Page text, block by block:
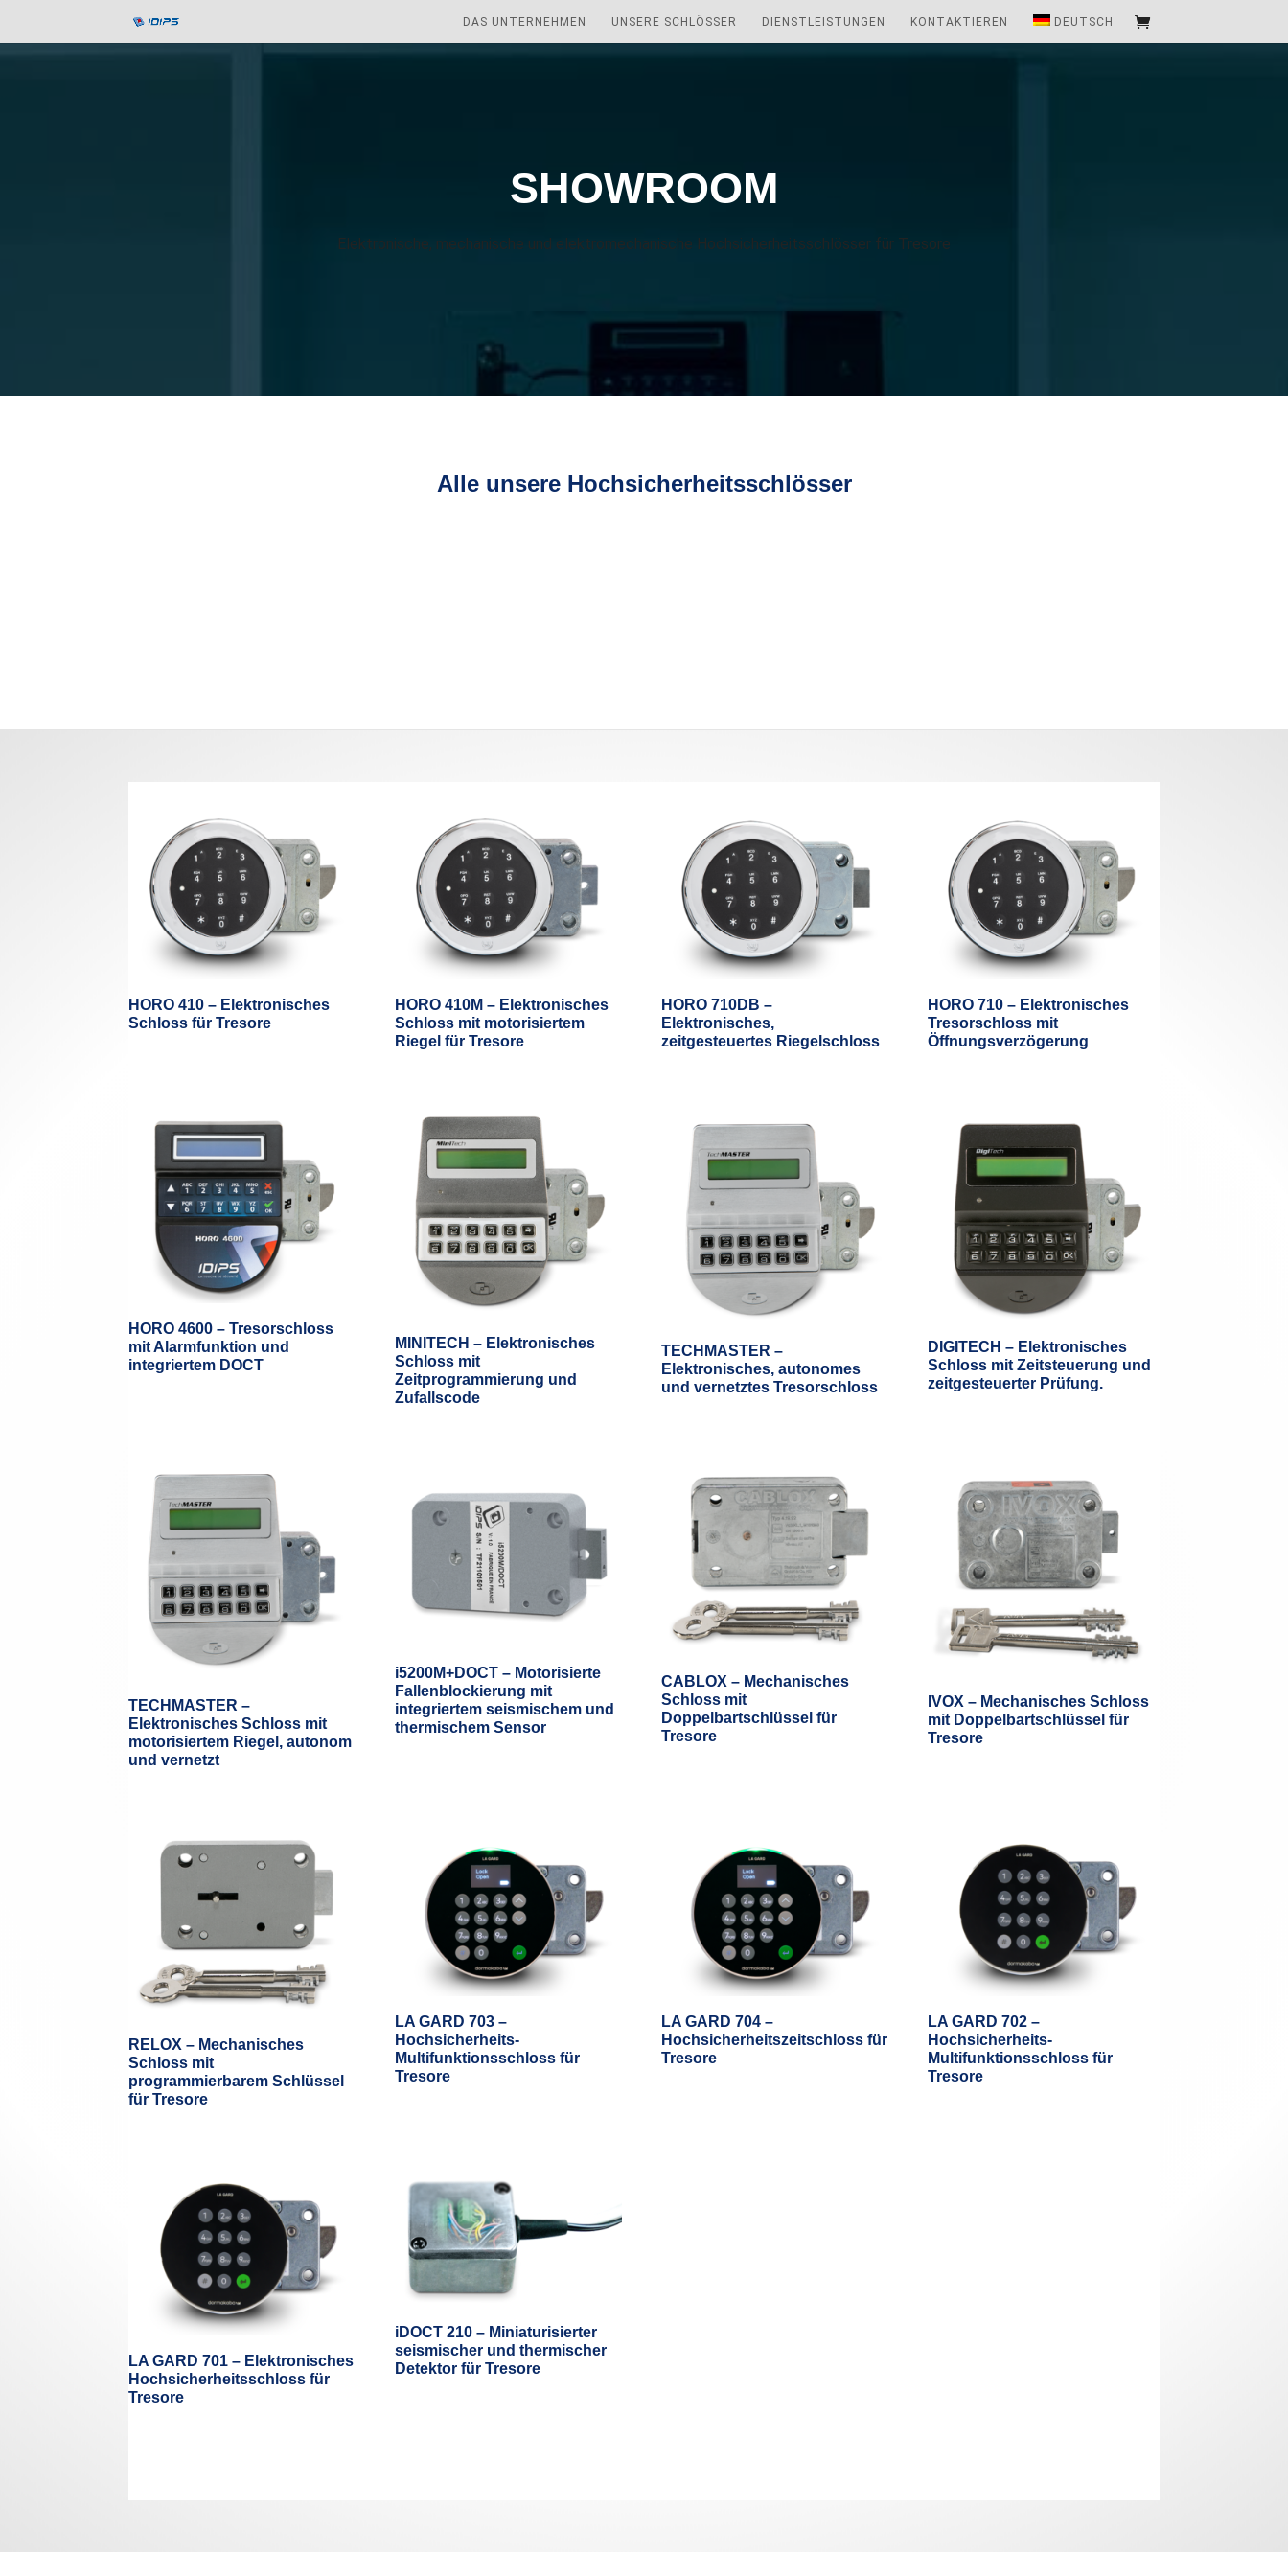
DAS UNTERNEHMEN UNSERE SCHLÖSSER DIENSTLEISTUNGEN KONTAKTIEREN DEUTSCH
SHOWROOM
Elektronische, mechanische und elektromechanische Hochsicherheitsschlösser für Tresore
Alle unsere Hochsicherheitsschlösser
HORO 410 – Elektronisches
Schloss für Tresore
HORO 410M – Elektronisches
Schloss mit motorisiertem
Riegel für Tresore
HORO 710DB –
Elektronisches,
zeitgesteuertes Riegelschloss
HORO 710 – Elektronisches
Tresorschloss mit
Öffnungsverzögerung
HORO 4600 – Tresorschloss
mit Alarmfunktion und
integriertem DOCT
MINITECH – Elektronisches
Schloss mit
Zeitprogrammierung und
Zufallscode
TECHMASTER –
Elektronisches, autonomes
und vernetztes Tresorschloss
DIGITECH – Elektronisches
Schloss mit Zeitsteuerung und
zeitgesteuerter Prüfung.
TECHMASTER –
Elektronisches Schloss mit
motorisiertem Riegel, autonom
und vernetzt
i5200M+DOCT – Motorisierte
Fallenblockierung mit
integriertem seismischem und
thermischem Sensor
CABLOX – Mechanisches
Schloss mit
Doppelbartschlüssel für
Tresore
IVOX – Mechanisches Schloss
mit Doppelbartschlüssel für
Tresore
RELOX – Mechanisches
Schloss mit
programmierbarem Schlüssel
für Tresore
LA GARD 703 –
Hochsicherheits-
Multifunktionsschloss für
Tresore
LA GARD 704 –
Hochsicherheitszeitschloss für
Tresore
LA GARD 702 –
Hochsicherheits-
Multifunktionsschloss für
Tresore
LA GARD 701 – Elektronisches
Hochsicherheitsschloss für
Tresore
iDOCT 210 – Miniaturisierter
seismischer und thermischer
Detektor für Tresore